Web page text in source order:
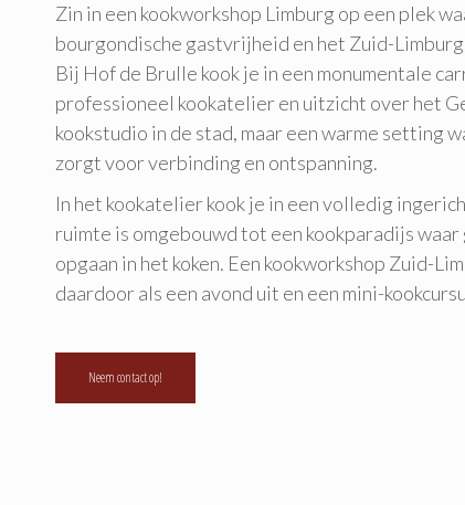
Zin in een kookworkshop Limburg op een plek
bourgondische gastvrijheid en het Zuid-
Bij Hof de Brulle kook je in een monumentale
professioneel kookatelier en uitzicht over het
kookstudio in de stad, maar een warme setting
zorgt voor verbinding en ontspanning.
In het kookatelier kook je in een volledig
ruimte is omgebouwd tot een kookparadijs waar
opgaan in het koken. Een kookworkshop Zuid-
daardoor als een avond uit en een mini-
Neem contact op!